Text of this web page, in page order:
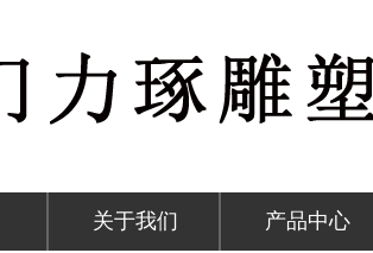
关于我们 产品中心